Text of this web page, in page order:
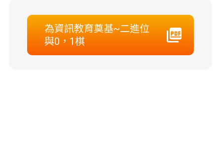
為資訊教育奠基~二進位
與0，1棋